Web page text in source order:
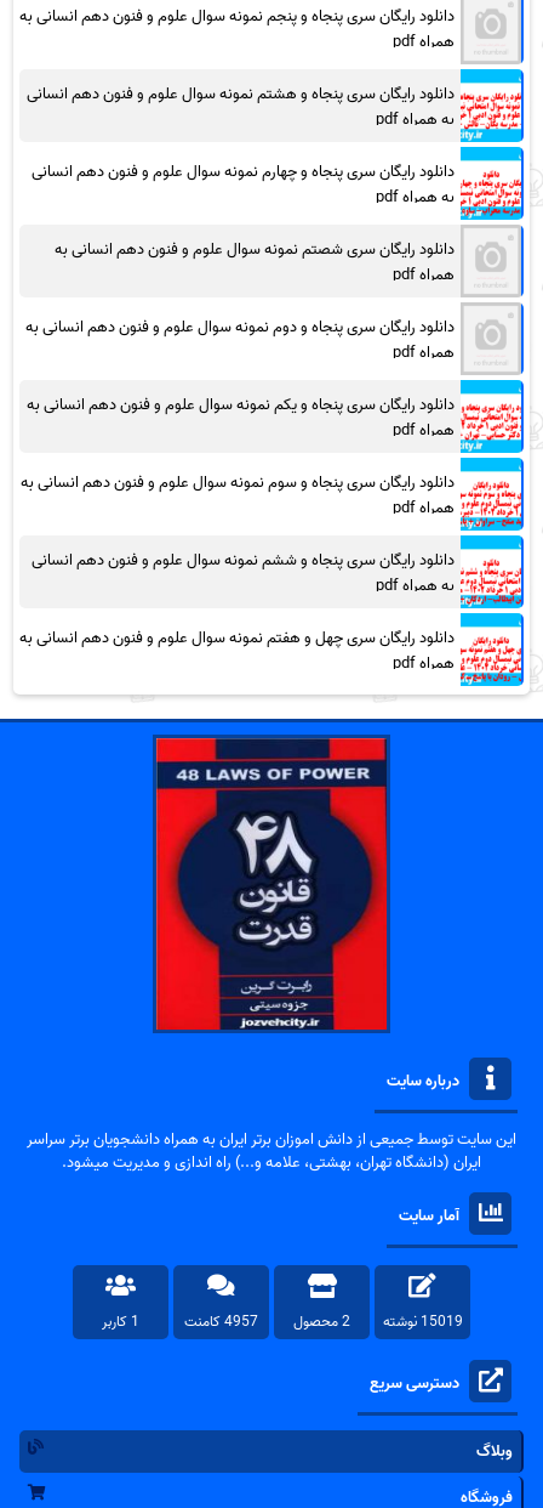
دانلود رایگان سری پنجاه و پنجم نمونه سوال علوم و فنون دهم انسانی به
همراه pdf
دانلود رایگان سری پنجاه و هشتم نمونه سوال علوم و فنون دهم انسانی
به همراه pdf
دانلود رایگان سری پنجاه و چهارم نمونه سوال علوم و فنون دهم انسانی
به همراه pdf
دانلود رایگان سری شصتم نمونه سوال علوم و فنون دهم انسانی به
همراه pdf
دانلود رایگان سری پنجاه و دوم نمونه سوال علوم و فنون دهم انسانی به
همراه pdf
دانلود رایگان سری پنجاه و یکم نمونه سوال علوم و فنون دهم انسانی به
همراه pdf
دانلود رایگان سری پنجاه و سوم نمونه سوال علوم و فنون دهم انسانی به
همراه pdf
دانلود رایگان سری پنجاه و ششم نمونه سوال علوم و فنون دهم انسانی
به همراه pdf
دانلود رایگان سری چهل و هفتم نمونه سوال علوم و فنون دهم انسانی به
همراه pdf
درباره سایت
این سایت توسط جمیعی از دانش اموزان برتر ایران به همراه دانشجویان برتر سراسر
ایران (دانشگاه تهران، بهشتی، علامه و...) راه اندازی و مدیریت میشود.
آمار سایت
15019 نوشته 2 محصول 4957 کامنت 1 کاربر
دسترسی سریع
وبلاگ
فروشگاه